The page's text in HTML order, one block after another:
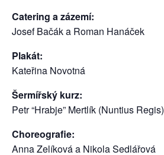
Catering a zázemí:
Josef Bačák a Roman Hanáček
Plakát:
Kateřina Novotná
Šermířský kurz:
Petr “Hrabje” Mertlík (Nuntius Regis)
Choreografie:
Anna Zelíková a Nikola Sedlářová